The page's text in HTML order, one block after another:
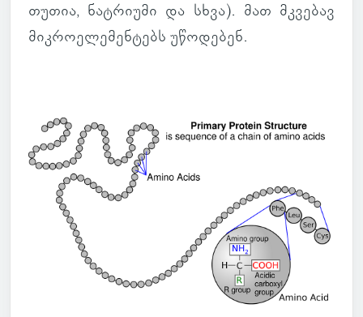
თუთია, ნატ­რი­უმი და სხვა). მათ მკვე­ბავ
მიკ­რო­ე­ლე­მენ­ტებს უწო­დე­ბენ.